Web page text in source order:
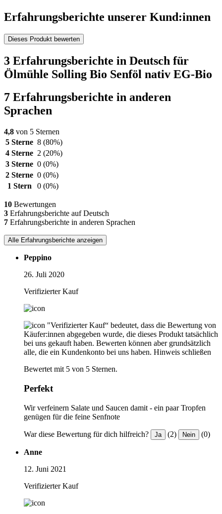
Erfahrungsberichte unserer Kund:innen
Dieses Produkt bewerten
3 Erfahrungsberichte in Deutsch für
Ölmühle Solling Bio Senföl nativ EG-Bio
7 Erfahrungsberichte in anderen
Sprachen
4,8 von 5 Sternen
5 Sterne 8 (80%)
4 Sterne 2 (20%)
3 Sterne 0 (0%)
2 Sterne 0 (0%)
1 Stern
0 (0%)
10 Bewertungen
3 Erfahrungsberichte auf Deutsch
7 Erfahrungsberichte in anderen Sprachen
Alle Erfahrungsberichte anzeigen
Peppino
26. Juli 2020
Verifizierter Kauf
"Verifizierter Kauf“ bedeutet, dass die Bewertung von
Käufer:innen abgegeben wurde, die dieses Produkt tatsächlich
bei uns gekauft haben. Bewerten können aber grundsätzlich
alle, die ein Kundenkonto bei uns haben. Hinweis schließen
Bewertet mit 5 von 5 Sternen.
Perfekt
Wir verfeinern Salate und Saucen damit - ein paar Tropfen
genügen für die feine Senfnote
War diese Bewertung für dich hilfreich? Ja (2) Nein (0)
Anne
12. Juni 2021
Verifizierter Kauf